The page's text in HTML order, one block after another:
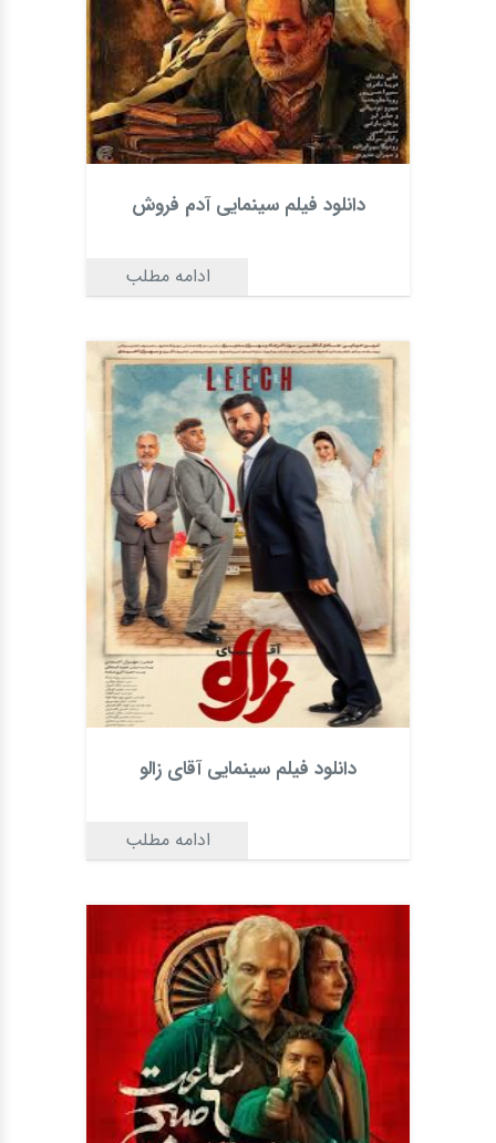
دانلود فیلم سینمایی آدم فروش
ادامه مطلب
دانلود فیلم سینمایی آقای زالو
ادامه مطلب